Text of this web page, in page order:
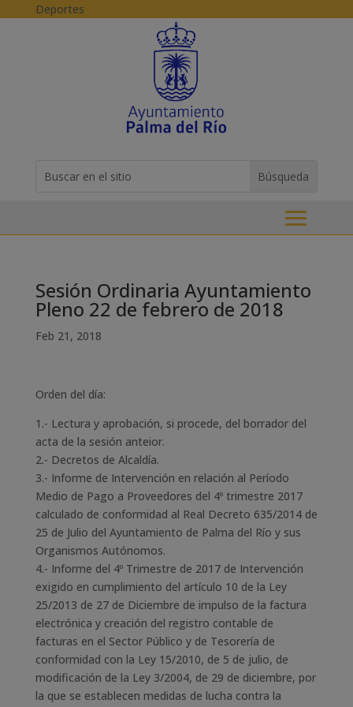
Skip to content
Deportes
for...
Sesión Ordinaria Ayuntamiento
Pleno 22 de febrero de 2018
Feb 21, 2018
Orden del día:
1.- Lectura y aprobación, si procede, del borrador del
acta de la sesión anteior.
2.- Decretos de Alcaldía.
3.- Informe de Intervención en relación al Período
Medio de Pago a Proveedores del 4º trimestre 2017
calculado de conformidad al Real Decreto 635/2014 de
25 de Julio del Ayuntamiento de Palma del Río y sus
Organismos Autónomos.
4.- Informe del 4º Trimestre de 2017 de Intervención
exigido en cumplimiento del artículo 10 de la Ley
25/2013 de 27 de Diciembre de impulso de la factura
electrónica y creación del registro contable de
facturas en el Sector Público y de Tesorería de
conformidad con la Ley 15/2010, de 5 de julio, de
modificación de la Ley 3/2004, de 29 de diciembre, por
la que se establecen medidas de lucha contra la